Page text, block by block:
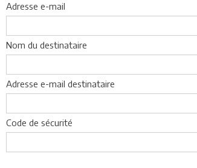
Adresse e-mail
Nom du destinataire
Adresse e-mail destinataire
Code de sécurité